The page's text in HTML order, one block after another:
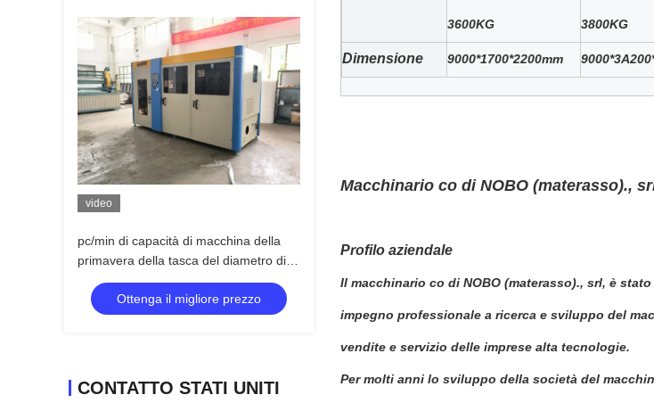
video
pc/min di capacità di macchina della
primavera della tasca del diametro di
cavo di 2.3mm 160
Ottenga il migliore prezzo
CONTATTO STATI UNITI
3600KG 3800KG
Dimensione 9000*1700*2200mm
Macchinario co di NOBO (materasso).,
Profilo aziendale
Il macchinario co di NOBO (materasso)., srl, è
impegno professionale a ricerca e sviluppo del
vendite e servizio delle imprese alta tecnologie.
Per molti anni lo sviluppo della società del